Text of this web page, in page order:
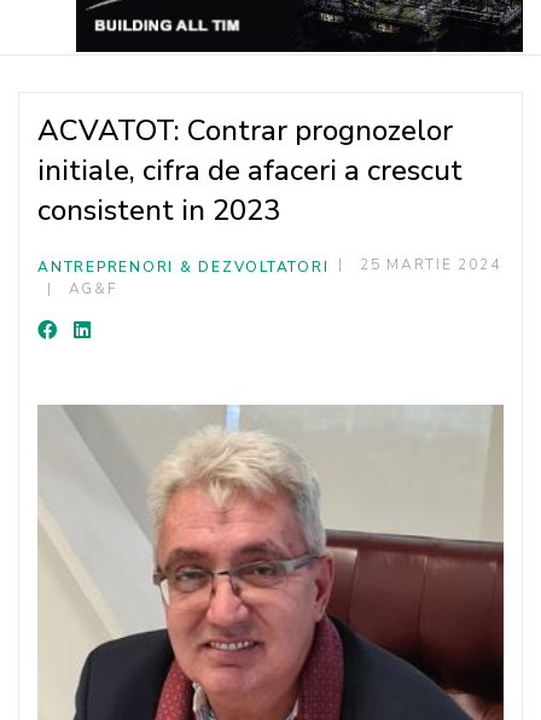
ACVATOT: Contrar prognozelor
initiale, cifra de afaceri a crescut
consistent in 2023
ANTREPRENORI & DEZVOLTATORI
25 MARTIE 2024
AG&F